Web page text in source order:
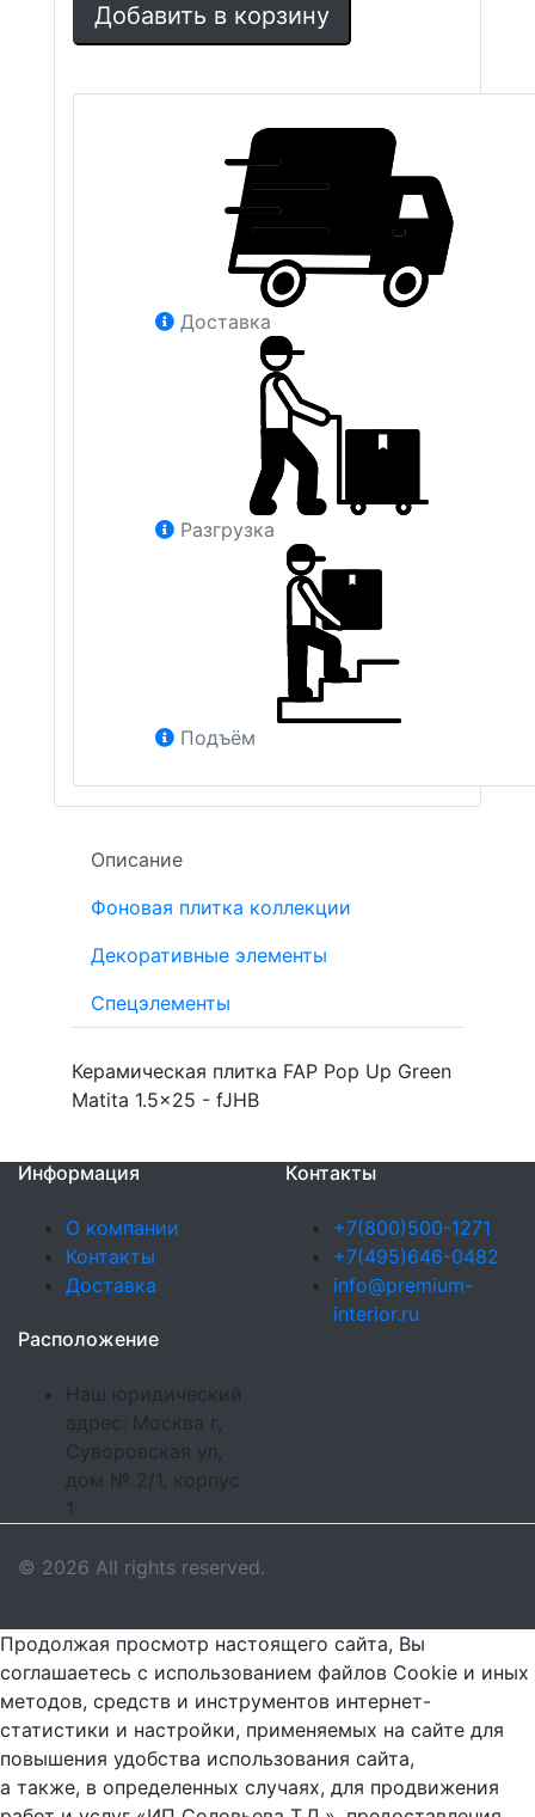
Добавить в корзину
Доставка
Разгрузка
Подъём
Описание
Фоновая плитка коллекции
Декоративные элементы
Спецэлементы
Керамическая плитка FAP Pop Up Green
Matita 1.5x25 - fJHB
Информация
О компании
Контакты
Доставка
Контакты
+7(800)500-1271
+7(495)646-0482
info@premium-
interior.ru
Расположение
Наш юридический
адрес: Москва г,
Суворовская ул,
дом № 2/1, корпус
© 2026 All rights reserved.
Продолжая просмотр настоящего сайта, Вы
соглашаетесь с использованием файлов Cookie и иных
методов, средств и инструментов интернет-
статистики и настройки, применяемых на сайте для
повышения удобства использования сайта,
а также, в определенных случаях, для продвижения